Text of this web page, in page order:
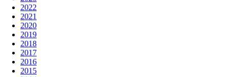
2022
2021
2020
2019
2018
2017
2016
2015